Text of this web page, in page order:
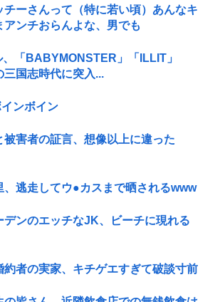
チーさんって（特に若い頃）あんなキ
アンチおらんよな、男でも
「BABYMONSTER」「ILLIT」
三国志時代に突入...
ンボイン
被害者の証言、想像以上に違った
、逃走してウ●カスまで晒されるwww
デンのエッチなJK、ビーチに現れる
約者の実家、キチゲエすぎて破談寸前